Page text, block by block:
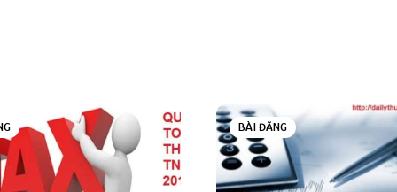
BÀI ĐĂNG